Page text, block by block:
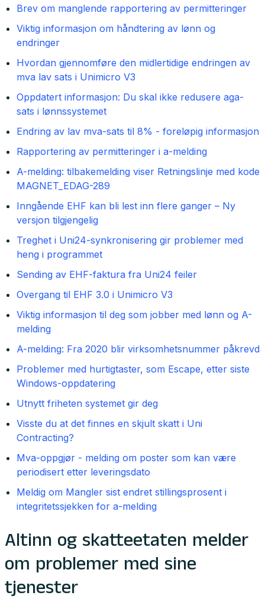
Brev om manglende rapportering av permitteringer
Viktig informasjon om håndtering av lønn og
endringer
Hvordan gjennomføre den midlertidige endringen av
mva lav sats i Unimicro V3
Oppdatert informasjon: Du skal ikke redusere aga-
sats i lønnssystemet
Endring av lav mva-sats til 8% - foreløpig informasjon
Rapportering av permitteringer i a-melding
A-melding: tilbakemelding viser Retningslinje med kode
MAGNET_EDAG-289
Inngående EHF kan bli lest inn flere ganger – Ny
versjon tilgjengelig
Treghet i Uni24-synkronisering gir problemer med
heng i programmet
Sending av EHF-faktura fra Uni24 feiler
Overgang til EHF 3.0 i Unimicro V3
Viktig informasjon til deg som jobber med lønn og A-
melding
A-melding: Fra 2020 blir virksomhetsnummer påkrevd
Problemer med hurtigtaster, som Escape, etter siste
Windows-oppdatering
Utnytt friheten systemet gir deg
Visste du at det finnes en skjult skatt i Uni
Contracting?
Mva-oppgjør - melding om poster som kan være
periodisert etter leveringsdato
Meldig om Mangler sist endret stillingsprosent i
integritetssjekken for a-melding
Altinn og skatteetaten melder
om problemer med sine
tjenester